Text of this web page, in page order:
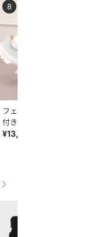
8
フェイクファーベルト
付き2WAYスポサン
¥13,530